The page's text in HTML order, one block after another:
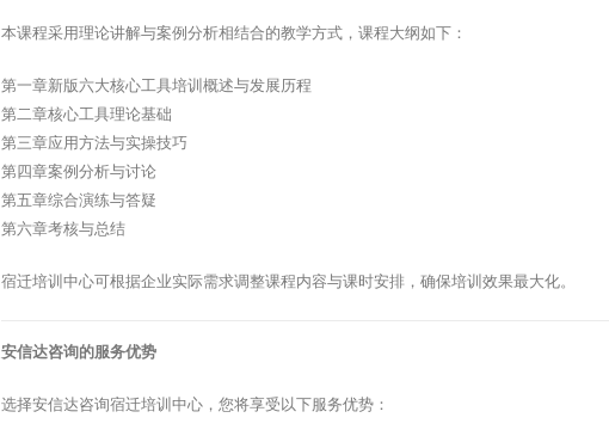
本课程采用理论讲解与案例分析相结合的教学方式，课程大纲如下：
第一章新版六大核心工具培训概述与发展历程
第二章核心工具理论基础
第三章应用方法与实操技巧
第四章案例分析与讨论
第五章综合演练与答疑
第六章考核与总结
宿迁培训中心可根据企业实际需求调整课程内容与课时安排，确保培训效果最大化。
安信达咨询的服务优势
选择安信达咨询宿迁培训中心，您将享受以下服务优势：